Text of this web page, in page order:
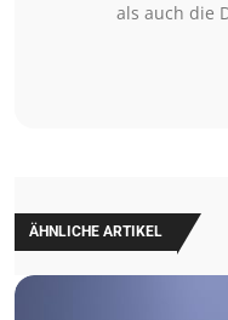
als auch die
ÄHNLICHE ARTIKEL